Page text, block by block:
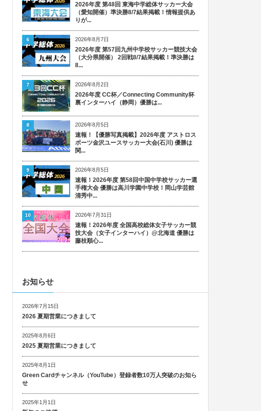
2026年度 第48回 東海中学総体サッカー大会
（愛知開催）準決勝8/7結果掲載！情報提供あ
りが...
2026年8月7日
2026年度 第57回九州中学校サッカー競技大会
（大分県開催） 2回戦8/7結果掲載！準決勝は
8...
6
2026年8月2日
2026年度 CC杯／Connecting Community杯
裏インターハイ（静岡）優勝は...
7
2026年8月5日
速報！【優勝写真掲載】2026年度 アストロス
ポーツ金沢ユースサッカー大会(石川) 優勝は
関...
8
2026年8月5日
速報！2026年度 第58回中国中学校サッカー選
手権大会 優勝は高川学園中学校！岡山学芸館
清秀中...
9
2026年7月31日
速報！2026年度 全国高校総体女子サッカー競
技大会（女子インターハイ）@北海道 優勝は
藤枝順心...
10
お知らせ
2026年7月15日
2026 夏期営業につきまして
2025年8月6日
2025 夏期営業につきまして
2025年8月1日
Green Cardチャンネル（YouTube）登録者数10万人突破のお知ら
せ
2025年1月1日